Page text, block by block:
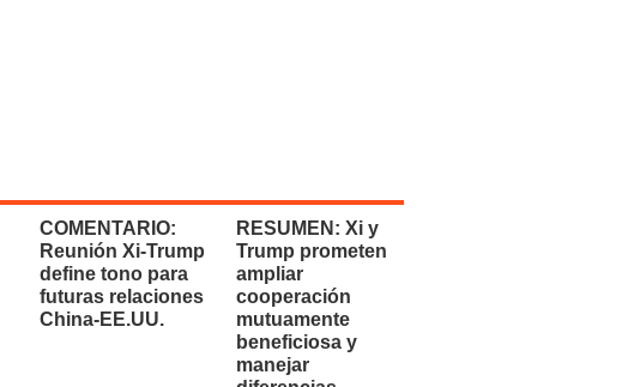
COMENTARIO:
Reunión Xi-Trump
define tono para
futuras relaciones
China-EE.UU.
RESUMEN: Xi y
Trump prometen
ampliar
cooperación
mutuamente
beneficiosa y
manejar